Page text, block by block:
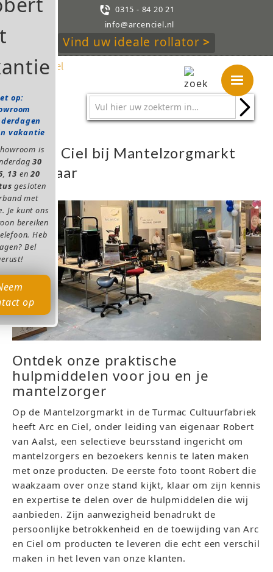
op:
vakantie
is
30
, 13 en20
gesloten
met
Je kunt ons
bereiken
Heb
Bel
op
 0315 - 84 20 21
Vind uw ideale rollator>
info@arcenciel.nl
Arc en Ciel bij Mantelzorgmarkt
Zevenaar
Ontdek onze praktische
hulpmiddelen voor jou en je
mantelzorger
Op de Mantelzorgmarkt in de Turmac Cultuurfabriek
heeft Arc en Ciel, onder leiding van eigenaar Robert
van Aalst, een selectieve beursstand ingericht om
mantelzorgers en bezoekers kennis te laten maken
met onze producten. De eerste foto toont Robert die
waakzaam over onze stand kijkt, klaar om zijn kennis
en expertise te delen over de hulpmiddelen die wij
aanbieden. Zijn aanwezigheid benadrukt de
persoonlijke betrokkenheid en de toewijding van Arc
en Ciel om producten te leveren die echt een verschil
maken in het leven van onze klanten.